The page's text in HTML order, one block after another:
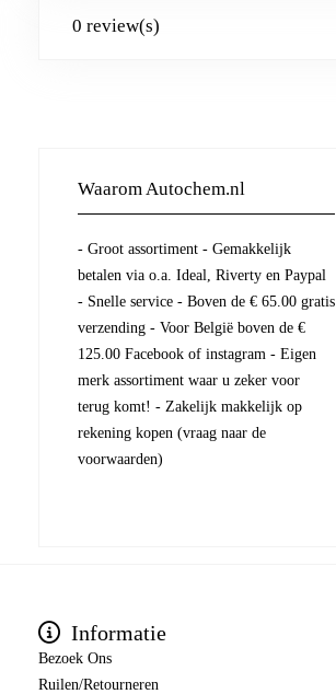
0 review(s)
Waarom Autochem.nl
- Groot assortiment - Gemakkelijk
betalen via o.a. Ideal, Riverty en Paypal
- Snelle service - Boven de € 65.00 gratis
verzending - Voor België boven de €
125.00 Facebook of instagram - Eigen
merk assortiment waar u zeker voor
terug komt! - Zakelijk makkelijk op
rekening kopen (vraag naar de
voorwaarden)
Informatie
Bezoek Ons
Ruilen/Retourneren